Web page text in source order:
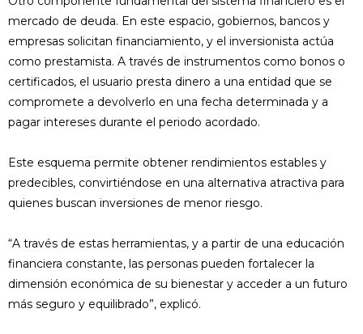
mercado de deuda. En este espacio, gobiernos, bancos y
empresas solicitan financiamiento, y el inversionista actúa
como prestamista. A través de instrumentos como bonos o
certificados, el usuario presta dinero a una entidad que se
compromete a devolverlo en una fecha determinada y a
pagar intereses durante el periodo acordado.
Este esquema permite obtener rendimientos estables y
predecibles, convirtiéndose en una alternativa atractiva para
quienes buscan inversiones de menor riesgo.
“A través de estas herramientas, y a partir de una educación
financiera constante, las personas pueden fortalecer la
dimensión económica de su bienestar y acceder a un futuro
más seguro y equilibrado”, explicó.